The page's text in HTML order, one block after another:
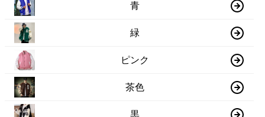
青
緑
ピンク
茶色
黒